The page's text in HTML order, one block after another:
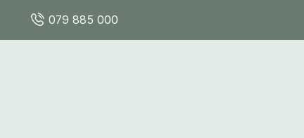
079 885 000